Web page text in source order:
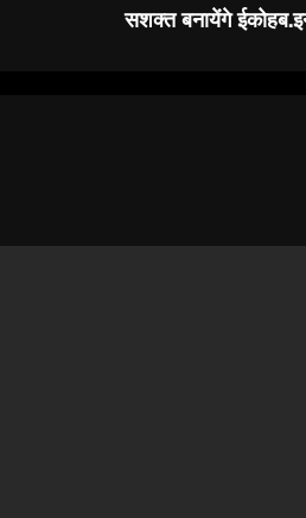
सशक्त बनायेंगे